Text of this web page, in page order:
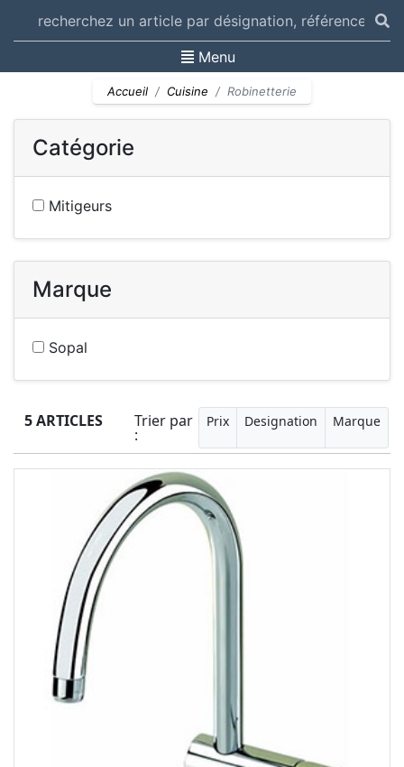
Toggle navigation
Menu
Accueil Cuisine Robinetterie
Catégorie
Mitigeurs
Marque
Sopal
5 ARTICLES Trier par
:
Prix Designation Marque